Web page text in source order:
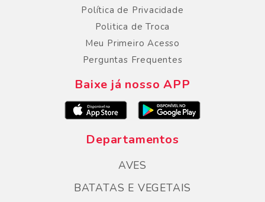
Política de Privacidade
Politica de Troca
Meu Primeiro Acesso
Perguntas Frequentes
Baixe já nosso APP
Departamentos
AVES
BATATAS E VEGETAIS